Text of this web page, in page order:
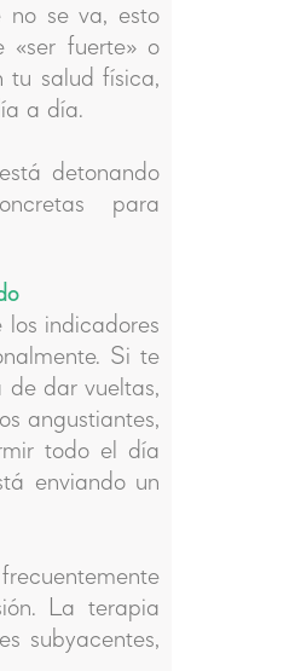
no se va, esto
«ser fuerte» o
tu salud física,
a día.
detonando
para
los indicadores
Si te
de dar vueltas,
angustiantes,
todo el día
enviando un
La terapia
subyacentes,